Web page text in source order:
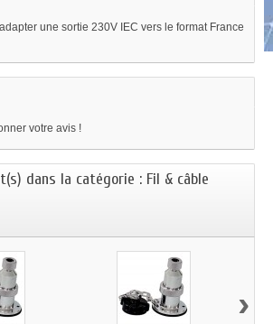
une sortie 230V IEC vers le format France
votre avis !
dans la catégorie : Fil & câble
›